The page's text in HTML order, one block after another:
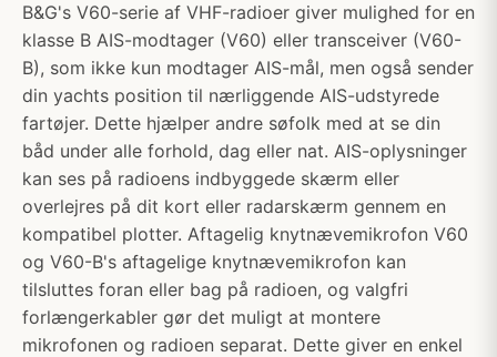
B&G's V60-serie af VHF-radioer giver mulighed for en
klasse B AIS-modtager (V60) eller transceiver (V60-
B), som ikke kun modtager AIS-mål, men også sender
din yachts position til nærliggende AIS-udstyrede
fartøjer. Dette hjælper andre søfolk med at se din
båd under alle forhold, dag eller nat. AIS-oplysninger
kan ses på radioens indbyggede skærm eller
overlejres på dit kort eller radarskærm gennem en
kompatibel plotter. Aftagelig knytnævemikrofon V60
og V60-B's aftagelige knytnævemikrofon kan
tilsluttes foran eller bag på radioen, og valgfri
forlængerkabler gør det muligt at montere
mikrofonen og radioen separat. Dette giver en enkel